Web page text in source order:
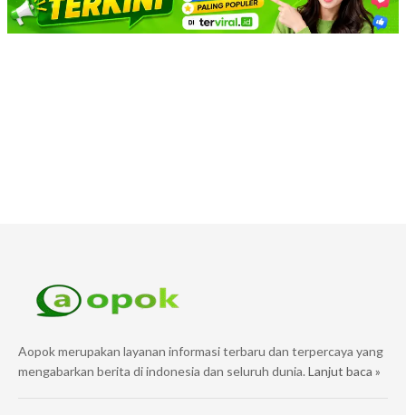
Aopok merupakan layanan informasi terbaru dan terpercaya yang
mengabarkan berita di indonesia dan seluruh dunia. Lanjut baca »